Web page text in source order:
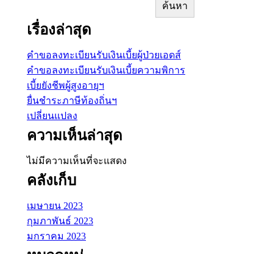
ค้นหา
เรื่องล่าสุด
คำขอลงทะเบียนรับเงินเบี้ยผู้ป่วยเอดส์
คำขอลงทะเบียนรับเงินเบี้ยความพิการ
เบี้ยยังชีพผู้สูงอายุฯ
ยื่นชำระภาษีท้องถิ่นฯ
เปลี่ยนแปลง
ความเห็นล่าสุด
ไม่มีความเห็นที่จะแสดง
คลังเก็บ
เมษายน 2023
กุมภาพันธ์ 2023
มกราคม 2023